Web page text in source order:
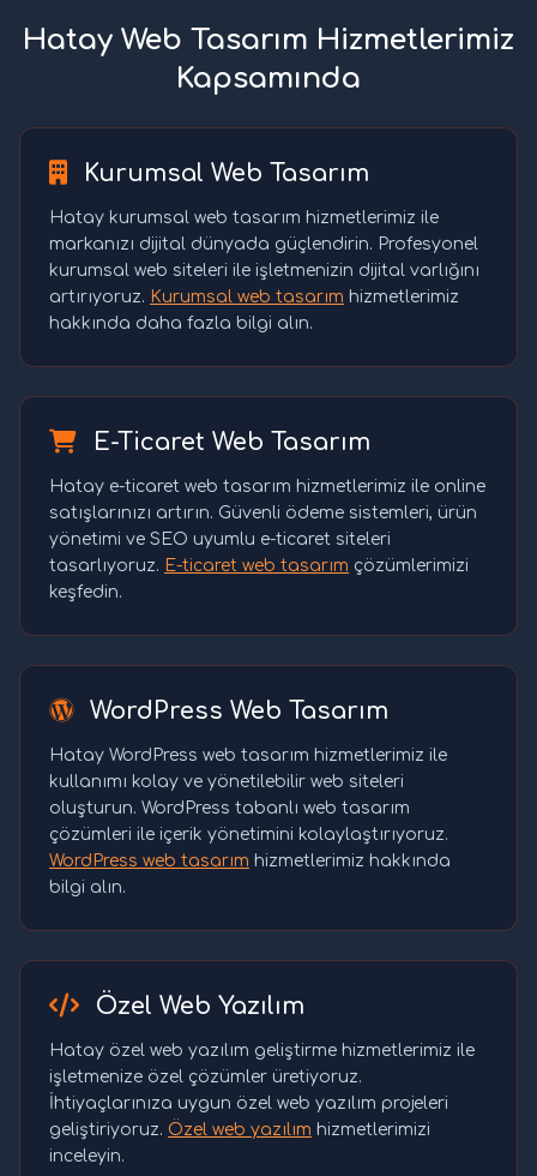
Hatay Web Tasarım Hizmetlerimiz
Kapsamında
Kurumsal Web Tasarım
Hatay kurumsal web tasarım hizmetlerimiz ile
markanızı dijital dünyada güçlendirin. Profesyonel
kurumsal web siteleri ile işletmenizin dijital varlığını
artırıyoruz. Kurumsal web tasarım hizmetlerimiz
hakkında daha fazla bilgi alın.
E-Ticaret Web Tasarım
Hatay e-ticaret web tasarım hizmetlerimiz ile online
satışlarınızı artırın. Güvenli ödeme sistemleri, ürün
yönetimi ve SEO uyumlu e-ticaret siteleri
tasarlıyoruz. E-ticaret web tasarım çözümlerimizi
keşfedin.
WordPress Web Tasarım
Hatay WordPress web tasarım hizmetlerimiz ile
kullanımı kolay ve yönetilebilir web siteleri
oluşturun. WordPress tabanlı web tasarım
çözümleri ile içerik yönetimini kolaylaştırıyoruz.
WordPress web tasarım hizmetlerimiz hakkında
bilgi alın.
Özel Web Yazılım
Hatay özel web yazılım geliştirme hizmetlerimiz ile
işletmenize özel çözümler üretiyoruz.
İhtiyaçlarınıza uygun özel web yazılım projeleri
geliştiriyoruz. Özel web yazılım hizmetlerimizi
inceleyin.